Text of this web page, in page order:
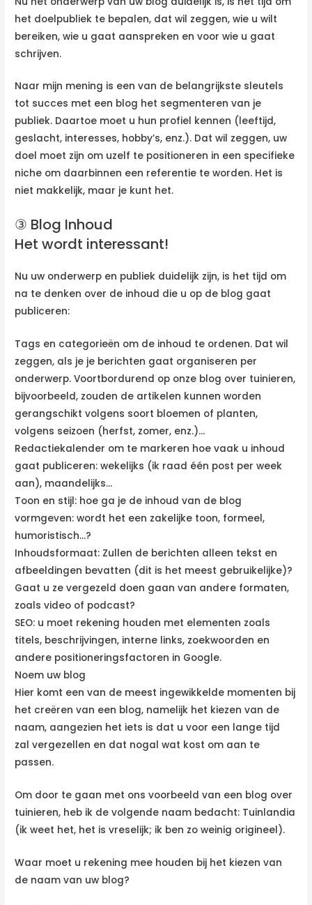
het doelpubliek te bepalen, dat wil zeggen, wie u wilt
bereiken, wie u gaat aanspreken en voor wie u gaat
schrijven.
Naar mijn mening is een van de belangrijkste sleutels
tot succes met een blog het segmenteren van je
publiek. Daartoe moet u hun profiel kennen (leeftijd,
geslacht, interesses, hobby’s, enz.). Dat wil zeggen, uw
doel moet zijn om uzelf te positioneren in een specifieke
niche om daarbinnen een referentie te worden. Het is
niet makkelijk, maar je kunt het.
③ Blog Inhoud
Het wordt interessant!
Nu uw onderwerp en publiek duidelijk zijn, is het tijd om
na te denken over de inhoud die u op de blog gaat
publiceren:
Tags en categorieën om de inhoud te ordenen. Dat wil
zeggen, als je je berichten gaat organiseren per
onderwerp. Voortbordurend op onze blog over tuinieren,
bijvoorbeeld, zouden de artikelen kunnen worden
gerangschikt volgens soort bloemen of planten,
volgens seizoen (herfst, zomer, enz.)…
Redactiekalender om te markeren hoe vaak u inhoud
gaat publiceren: wekelijks (ik raad één post per week
aan), maandelijks…
Toon en stijl: hoe ga je de inhoud van de blog
vormgeven: wordt het een zakelijke toon, formeel,
humoristisch…?
Inhoudsformaat: Zullen de berichten alleen tekst en
afbeeldingen bevatten (dit is het meest gebruikelijke)?
Gaat u ze vergezeld doen gaan van andere formaten,
zoals video of podcast?
SEO: u moet rekening houden met elementen zoals
titels, beschrijvingen, interne links, zoekwoorden en
andere positioneringsfactoren in Google.
Noem uw blog
Hier komt een van de meest ingewikkelde momenten bij
het creëren van een blog, namelijk het kiezen van de
naam, aangezien het iets is dat u voor een lange tijd
zal vergezellen en dat nogal wat kost om aan te
passen.
Om door te gaan met ons voorbeeld van een blog over
tuinieren, heb ik de volgende naam bedacht: Tuinlandia
(ik weet het, het is vreselijk; ik ben zo weinig origineel).
Waar moet u rekening mee houden bij het kiezen van
de naam van uw blog?